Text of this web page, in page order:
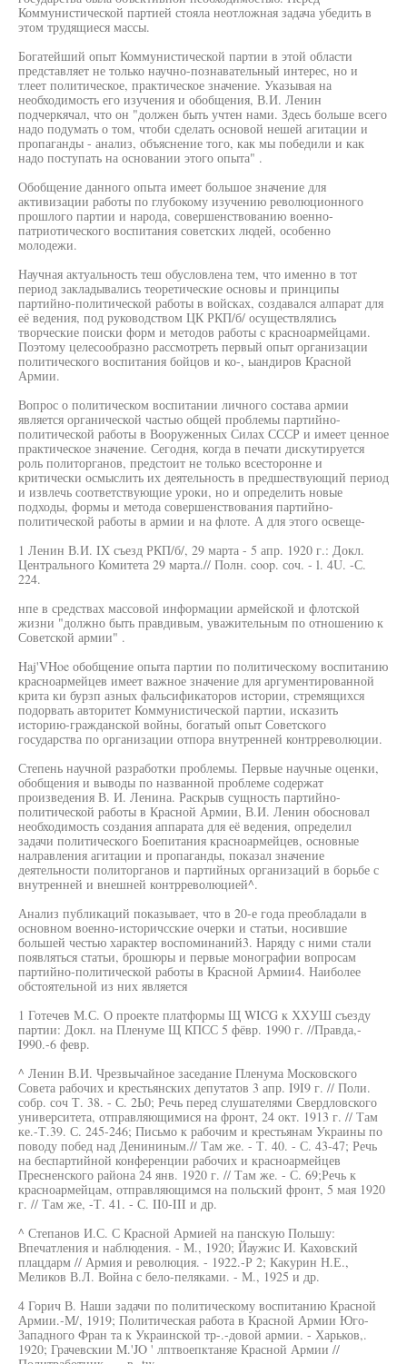
Коммунистической партией стояла неотложная задача убедить в
этом трудящиеся массы.
Богатейший опыт Коммунистической партии в этой области
представляет не только научно-познавательный интерес, но и
тлеет политическое, практическое значение. Указывая на
необходимость его изучения и обобщения, В.И. Ленин
подчеркячал, что он "должен быть учтен нами. Здесь больше всего
надо подумать о том, чтоби сделать основой нешей агитации и
пропаганды - анализ, объяснение того, как мы победили и как
надо поступать на основании этого опыта" .
Обобщение данного опыта имеет большое значение для
активизации работы по глубокому изучению революционного
прошлого партии и народа, совершенствованию военно-
патриотического воспитания советских людей, особенно
молодежи.
Научная актуальность теш обусловлена тем, что именно в тот
период закладывались теоретические основы и принципы
партийно-политической работы в войсках, создавался алпарат для
её ведения, под руководством ЦК РКП/б/ осуществлялись
творческие поиски форм и методов работы с красноармейцами.
Поэтому целесообразно рассмотреть первый опыт организации
политического воспитания бойцов и ко-, ыандиров Красной
Армии.
Вопрос о политическом воспитании личного состава армии
является органической частью общей проблемы партийно-
политической работы в Вооруженных Силах СССР и имеет ценное
практическое значение. Сегодня, когда в печати дискутируется
роль политорганов, предстоит не только всесторонне и
критически осмыслить их деятельность в предшествующий период
и извлечь соответствующие уроки, но и определить новые
подходы, формы и метода совершенствования партийно-
политической работы в армии и на флоте. А для этого освеще-
1 Ленин В.И. IX съезд РКП/б/, 29 марта - 5 апр. 1920 г.: Докл.
Центрального Комитета 29 марта.// Полн. coop. соч. - l. 4U. -С.
224.
нпе в средствах массовой информации армейской и флотской
жизни "должно быть правдивым, уважительным по отношению к
Советской армии" .
Haj'VHoe обобщение опыта партии по политическому воспитанию
красноармейцев имеет важное значение для аргументированной
крита ки бурзп азных фальсификаторов истории, стремящихся
подорвать авторитет Коммунистической партии, исказить
историю-гражданской войны, богатый опыт Советского
государства по организации отпора внутренней контрреволюции.
Степень научной разработки проблемы. Первые научные оценки,
обобщения и выводы по названной проблеме содержат
произведения В. И. Ленина. Раскрыв сущность партийно-
политической работы в Красной Армии, В.И. Ленин обосновал
необходимость создания аппарата для её ведения, определил
задачи политического Боепитания красноармейцев, основные
налравления агитации и пропаганды, показал значение
деятельности политорганов и партийных организаций в борьбе с
внутренней и внешней контрреволюцией^.
Анализ публикаций показывает, что в 20-е года преобладали в
основном военно-историчсские очерки и статьи, носившие
большей честью характер воспоминаний3. Наряду с ними стали
появляться статьи, брошюры и первые монографии вопросам
партийно-политической работы в Красной Армии4. Наиболее
обстоятельной из них является
1 Готечев М.С. О проекте платформы Щ WICG к ХХУШ съезду
партии: Докл. на Пленуме Щ КПСС 5 фёвр. 1990 г. //Правда,-
I990.-6 февр.
^ Ленин В.И. Чрезвычайное заседание Пленума Московского
Совета рабочих и крестьянских депутатов 3 апр. I9I9 г. // Поли.
собр. соч Т. 38. - С. 2Ь0; Речь перед слушателями Свердловского
университета, отправляющимися на фронт, 24 окт. 1913 г. // Там
ке.-Т.39. С. 245-246; Письмо к рабочим и крестьянам Украины по
поводу побед над Денининым.// Там же. - Т. 40. - С. 43-47; Речь
на беспартийной конференции рабочих и красноармейцев
Пресненского района 24 янв. 1920 г. // Там же. - С. 69;Речь к
красноармейцам, отправляющимся на польский фронт, 5 мая 1920
г. // Там же, -Т. 41. - С. II0-III и др.
^ Степанов И.С. С Красной Армией на панскую Польшу:
Впечатления и наблюдения. - М., 1920; Йаужис И. Каховский
плацдарм // Армия и революция. - 1922.-Р 2; Какурин Н.Е.,
Меликов В.Л. Война с бело-пеляками. - М., 1925 и др.
4 Горич В. Наши задачи по политическому воспитанию Красной
Армии.-М/, 1919; Политическая работа в Красной Армии Юго-
Западного Фран та к Украинской тр-.-довой армии. - Харьков,.
1920; Грачевскии M.'JO ' лптвоепктаняе Красной Армии //